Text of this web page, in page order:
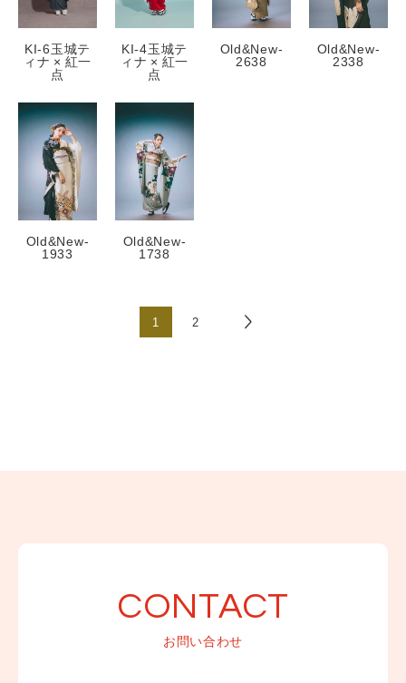
振袖レンタルプラン
紋付袴レンタルプラン
振袖撮影プラン
紋付袴撮影プラン
卒業式袴撮影プラン
ママ振プラン
お知らせ一覧
KI-6玉城テ
ィナ × 紅一
点
KI-4玉城テ
ィナ × 紅一
点
Old&New-
2638
Old&New-
2338
Old&New-
1933
Old&New-
1738
1 2
CONTACT
お問い合わせ